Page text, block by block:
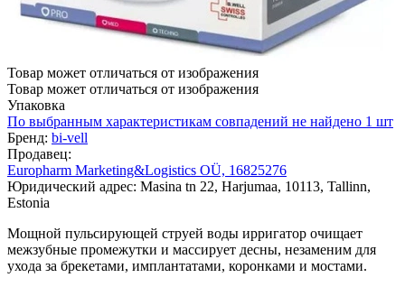
Товар может отличаться от изображения
Товар может отличаться от изображения
Упаковка
По выбранным характеристикам совпадений не найдено 1 шт
Бренд: bi-vell
Продавец:
Europharm Marketing&Logistics OÜ, 16825276
Юридический адрес: Masina tn 22, Harjumaa, 10113, Tallinn,
Estonia
Мощной пульсирующей струей воды ирригатор очищает
межзубные промежутки и массирует десны, незаменим для
ухода за брекетами, имплантатами, коронками и мостами.